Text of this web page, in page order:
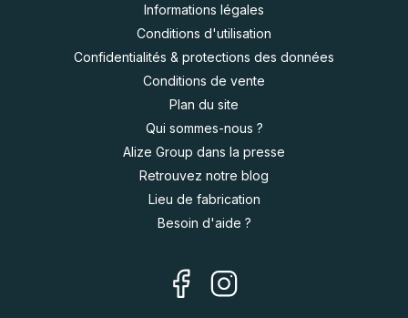
Informations légales
Conditions d'utilisation
Confidentialités & protections des données
Conditions de vente
Plan du site
Qui sommes-nous ?
Alize Group dans la presse
Retrouvez notre blog
Lieu de fabrication
Besoin d'aide ?